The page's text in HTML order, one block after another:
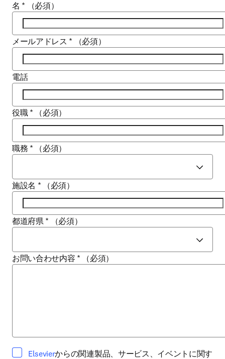
名 * （必須）
メールアドレス * （必須）
電話
役職 * （必須）
職務 * （必須）
施設名 * （必須）
都道府県 * （必須）
お問い合わせ内容 * （必須）
Elsevieropens in new tab/window
からの関連製品、サービス、イベントに関す